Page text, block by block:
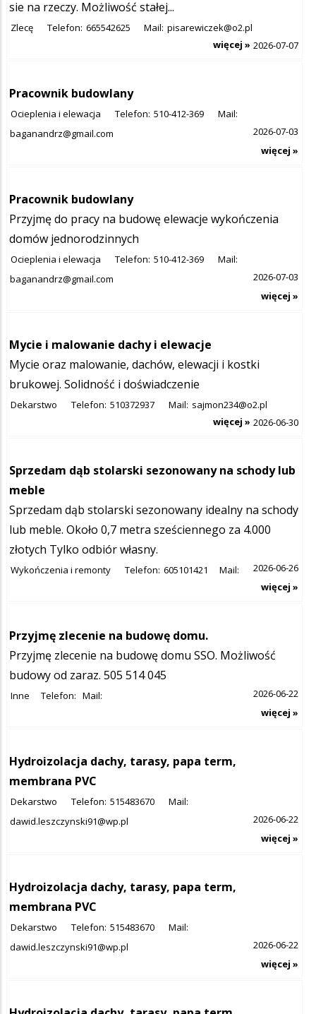
sie na rzeczy. Możliwość stałej...
Zlecę Telefon: 665542625 Mail: pisarewiczek@o2.pl
2026-07-07
więcej »
Pracownik budowlany
Ocieplenia i elewacja Telefon: 510-412-369
Mail:
baganandrz@gmail.com
2026-07-03
więcej »
Pracownik budowlany
Przyjmę do pracy na budowę elewacje wykończenia
domów jednorodzinnych
Ocieplenia i elewacja Telefon: 510-412-369
Mail:
baganandrz@gmail.com
2026-07-03
więcej »
Mycie i malowanie dachy i elewacje
Mycie oraz malowanie, dachów, elewacji i kostki
brukowej. Solidność i doświadczenie
Dekarstwo Telefon: 510372937 Mail: sajmon234@o2.pl
2026-06-30
więcej »
Sprzedam dąb stolarski sezonowany na schody lub
meble
Sprzedam dąb stolarski sezonowany idealny na schody
lub meble. Około 0,7 metra sześciennego za 4.000
złotych Tylko odbiór własny.
Wykończenia i remonty Telefon: 605101421 Mail:
2026-06-26
więcej »
Przyjmę zlecenie na budowę domu.
Przyjmę zlecenie na budowę domu SSO. Możliwość
budowy od zaraz. 505 514 045
Inne Telefon: Mail:
2026-06-22
więcej »
Hydroizolacja dachy, tarasy, papa term,
membrana PVC
Dekarstwo Telefon: 515483670
Mail:
dawid.leszczynski91@wp.pl
2026-06-22
więcej »
Hydroizolacja dachy, tarasy, papa term,
membrana PVC
Dekarstwo Telefon: 515483670
Mail:
dawid.leszczynski91@wp.pl
2026-06-22
więcej »